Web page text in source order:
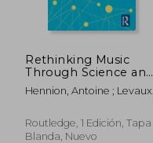
Rethinking Music
Through Science and
Technology Studies
(en Inglés)
Hennion, Antoine ; Levaux,
Routledge, 1 Edición, Tapa
Blanda, Nuevo